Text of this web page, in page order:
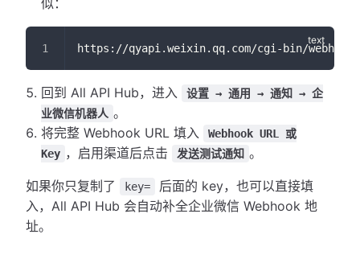
https://qyapi.weixin.qq.com/cgi-bin/webhook/
回到 All API Hub，进入
设置 → 通用 → 通知 → 企
业微信机器人 。
将完整 Webhook URL 填入
Webhook URL 或
Key ，启用渠道后点击 发送测试通知 。
如果你只复制了 key=
后面的 key，也可以直接填
入，All API Hub 会自动补全企业微信 Webhook 地
址。